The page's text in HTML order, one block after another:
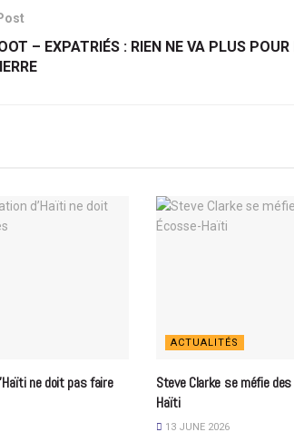
– EXPATRIÉS : RIEN NE VA PLUS
ne doit pas faire
ACTUALITÉS
Steve Clarke se méfie
Haïti
13 JUNE 2026